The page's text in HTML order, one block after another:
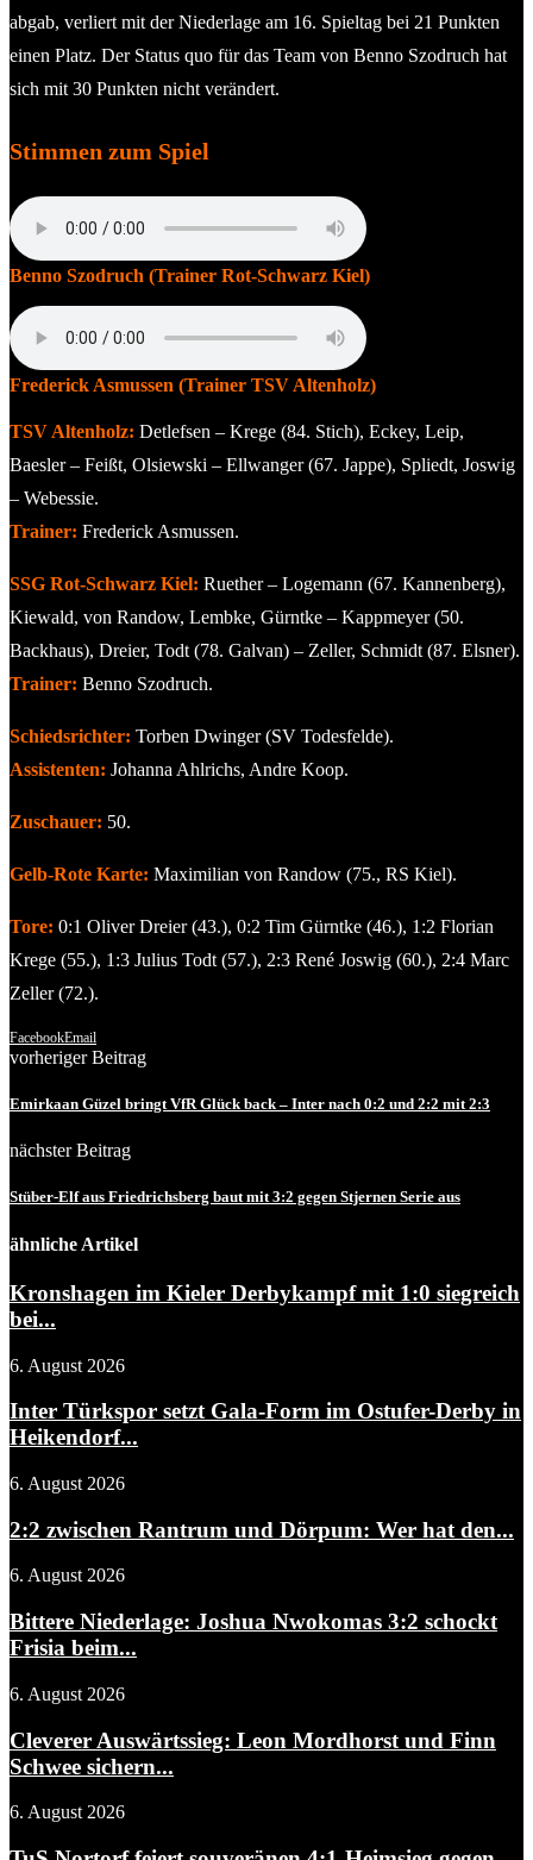
abgab, verliert mit der Niederlage am 16. Spieltag bei 21 Punkten
einen Platz. Der Status quo für das Team von Benno Szodruch hat
sich mit 30 Punkten nicht verändert.
Stimmen zum Spiel
Benno Szodruch (Trainer Rot-Schwarz Kiel)
Frederick Asmussen (Trainer TSV Altenholz)
TSV Altenholz: Detlefsen – Krege (84. Stich), Eckey, Leip,
Baesler – Feißt, Olsiewski – Ellwanger (67. Jappe), Spliedt, Joswig
– Webessie.
Trainer: Frederick Asmussen.
SSG Rot-Schwarz Kiel: Ruether – Logemann (67. Kannenberg),
Kiewald, von Randow, Lembke, Gürntke – Kappmeyer (50.
Backhaus), Dreier, Todt (78. Galvan) – Zeller, Schmidt (87. Elsner).
Trainer: Benno Szodruch.
Schiedsrichter: Torben Dwinger (SV Todesfelde).
Assistenten: Johanna Ahlrichs, Andre Koop.
Zuschauer: 50.
Gelb-Rote Karte: Maximilian von Randow (75., RS Kiel).
Tore: 0:1 Oliver Dreier (43.), 0:2 Tim Gürntke (46.), 1:2 Florian
Krege (55.), 1:3 Julius Todt (57.), 2:3 René Joswig (60.), 2:4 Marc
Zeller (72.).
FacebookEmail
vorheriger Beitrag
Emirkaan Güzel bringt VfR Glück back – Inter nach 0:2 und 2:2 mit 2:3
nächster Beitrag
Stüber-Elf aus Friedrichsberg baut mit 3:2 gegen Stjernen Serie aus
ähnliche Artikel
Kronshagen im Kieler Derbykampf mit 1:0 siegreich
bei...
6. August 2026
Inter Türkspor setzt Gala-Form im Ostufer-Derby in
Heikendorf...
6. August 2026
2:2 zwischen Rantrum und Dörpum: Wer hat den...
6. August 2026
Bittere Niederlage: Joshua Nwokomas 3:2 schockt
Frisia beim...
6. August 2026
Cleverer Auswärtssieg: Leon Mordhorst und Finn
Schwee sichern...
6. August 2026